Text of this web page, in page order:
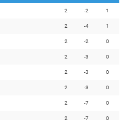
2 -2 1
2 -4 1
2 -2 0
2 -3 0
2 -3 0
2 -3 0
2 -7 0
2 -7 0